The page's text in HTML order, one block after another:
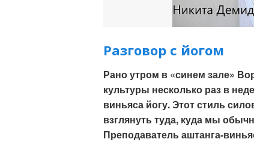
Разговор с йогом
Рано утром в «синем зале»
культуры несколько раз в
виньяса йогу. Этот стиль
взглянуть туда, куда мы
Преподаватель аштанга-